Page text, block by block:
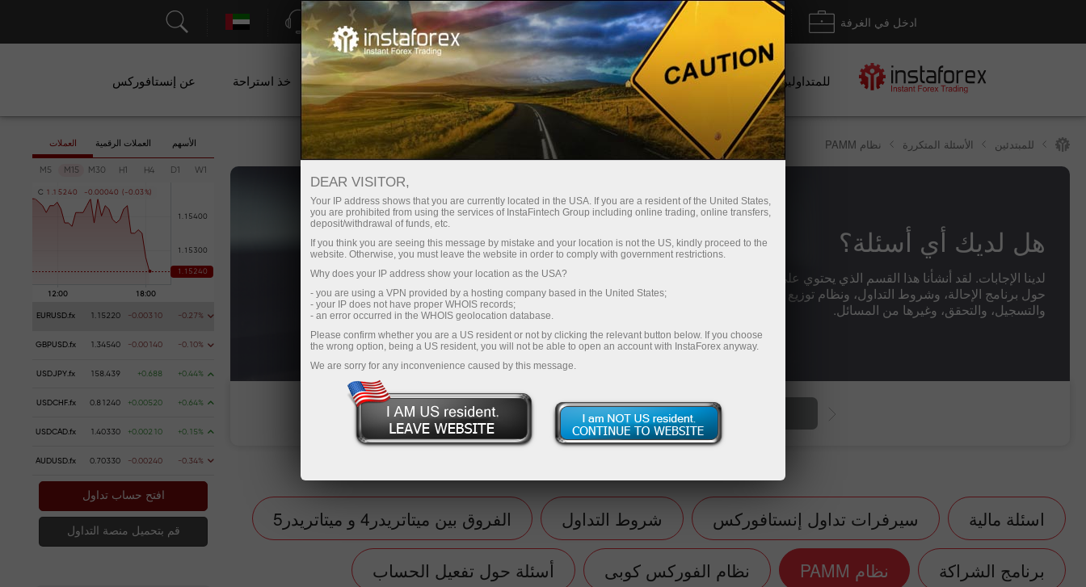
الدعم فتح الحساب الفوري منصة التداول ادخل في الغرفة
للمتداولين للمبتدئين للمستثمرين للشركاء الحملات خذ استراحة عن إنستافوركس
للمبتدئين الأسئلة المتكررة نظام PAMM
هل لديك أي أسئلة؟
لدينا الإجابات. لقد أنشأنا هذا القسم الذي يحتوي على الأسئلة المتكررة
حول برنامج الإحالة، وشروط التداول، ونظام توزيع النسبة المئوية،
والتسجيل، والتحقق، وغيرها من المسائل.
فتح حساب تداول فتح حساب تجريبي
اسئلة مالية سيرفرات تداول إنستافوركس شروط التداول الفروق بين ميتاتريدر4 و ميتاتريدر5
برنامج الشراكة نظام PAMM نظام الفوركس كوبى أسئلة حول تفعيل الحساب
العملات العملات الرقمية الأسهم
M5 M15 M30 H1 H4 D1 W1
C 1 .1 52 40 -0 .00040 ( -0 .03%
EURUSD.fx 1.15220 -0.00310 -0.27%
GBPUSD.fx 1.34540 -0.00140 -0.10%
USDJPY.fx 158.439 +0.688 +0.44%
USDCHF.fx 0.81240 +0.00520 +0.64%
USDCAD.fx 1.40330 +0.00210 +0.15%
AUDUSD.fx 0.70330 -0.00240 -0.34%
افتح حساب تداول
قم بتحميل منصة التداول
DEAR VISITOR,
Your IP address shows that you are currently located in the USA. If you are a resident of the United States,
you are prohibited from using the services of InstaFintech Group including online trading, online transfers,
deposit/withdrawal of funds, etc.
If you think you are seeing this message by mistake and your location is not the US, kindly proceed to the
website. Otherwise, you must leave the website in order to comply with government restrictions.
Why does your IP address show your location as the USA?
- you are using a VPN provided by a hosting company based in the United States;
- your IP does not have proper WHOIS records;
- an error occurred in the WHOIS geolocation database.
Please confirm whether you are a US resident or not by clicking the relevant button below. If you choose
the wrong option, being a US resident, you will not be able to open an account with InstaForex anyway.
We are sorry for any inconvenience caused by this message.